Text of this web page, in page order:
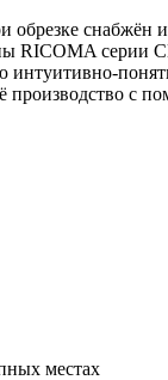
обрезке
RICOMA
производство
местах